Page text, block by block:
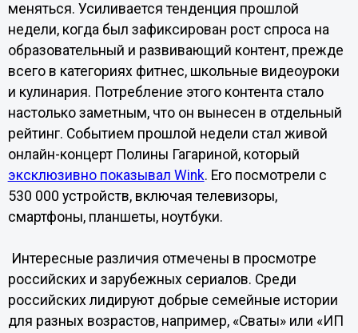
меняться. Усиливается тенденция прошлой
недели, когда был зафиксирован рост спроса на
образовательный и развивающий контент, прежде
всего в категориях фитнес, школьные видеоуроки
и кулинария. Потребление этого контента стало
настолько заметным, что он вынесен в отдельный
рейтинг. Событием прошлой недели стал живой
онлайн-концерт Полины Гагариной, который
эксклюзивно показывал Wink. Его посмотрели с
530 000 устройств, включая телевизоры,
смартфоны, планшеты, ноутбуки.
Интересные различия отмечены в просмотре
российских и зарубежных сериалов. Среди
российских лидируют добрые семейные истории
для разных возрастов, например, «Сваты» или «ИП